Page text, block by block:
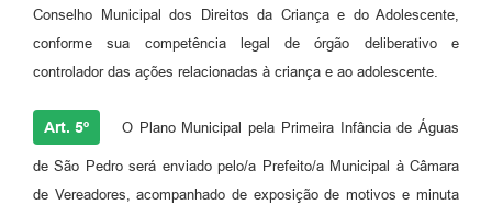
Conselho Municipal dos Direitos da Criança e do Adolescente,
conforme sua competência legal de órgão deliberativo e
controlador das ações relacionadas à criança e ao adolescente.
Art. 5º O Plano Municipal pela Primeira Infância de Águas
de São Pedro será enviado pelo/a Prefeito/a Municipal à Câmara
de Vereadores, acompanhado de exposição de motivos e minuta